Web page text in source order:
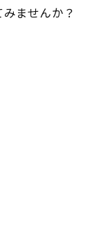
ませんか？